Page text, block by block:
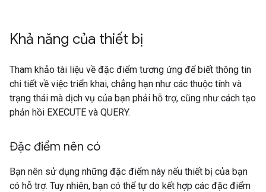
Khả năng của thiết bị
Tham khảo tài liệu về đặc điểm tương ứng để biết thông tin
chi tiết về việc triển khai, chẳng hạn như các thuộc tính và
trạng thái mà dịch vụ của bạn phải hỗ trợ, cũng như cách tạo
phản hồi EXECUTE và QUERY.
Đặc điểm nên có
Bạn nên sử dụng những đặc điểm này nếu thiết bị của bạn
có hỗ trợ. Tuy nhiên, bạn có thể tự do kết hợp các đặc điểm